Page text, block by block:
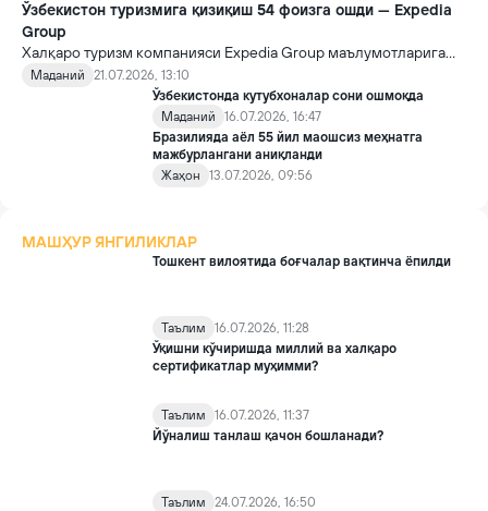
Ўзбекистон туризмига қизиқиш 54 фоизга ошди — Expedia
Group
Халқаро туризм компанияси Expedia Group маълумотларига
кўра, жорий йилнинг июнь ойида Ўзбекистонга саёҳат бўйича
қидирувлар ўтган йилнинг шу даврига нисбатан 54 фоизга
ошди. Шу билан бирга, мамлакатга расмийлаштирилган
бронлар сони ҳам кўпайган.
Маданий
21.07.2026, 13:10
Ўзбекистонда кутубхоналар сони ошмоқда
Маданий
16.07.2026, 16:47
Бразилияда аёл 55 йил маошсиз меҳнатга
мажбурлангани аниқланди
Жаҳон
13.07.2026, 09:56
МАШҲУР ЯНГИЛИКЛАР
Тошкент вилоятида боғчалар вақтинча ёпилди
Таълим
16.07.2026, 11:28
Ўқишни кўчиришда миллий ва халқаро
сертификатлар муҳимми?
Таълим
16.07.2026, 11:37
Йўналиш танлаш қачон бошланади?
Таълим
24.07.2026, 16:50